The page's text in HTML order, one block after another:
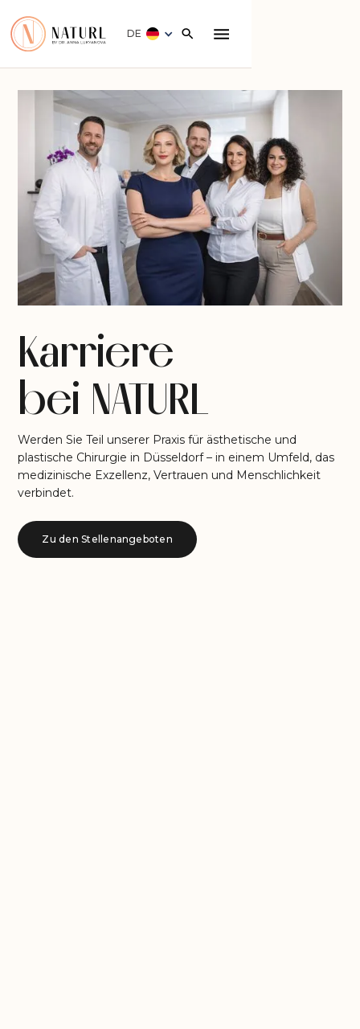
DE
Karriere
bei NATURL
Werden Sie Teil unserer Praxis für ästhetische und
plastische Chirurgie in Düsseldorf – in einem Umfeld, das
medizinische Exzellenz, Vertrauen und Menschlichkeit
verbindet.
Zu den Stellenangeboten